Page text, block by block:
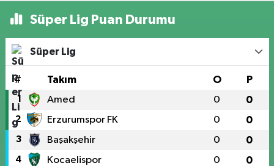
Süper Lig Puan Durumu
Süper Lig
# Takım O P
1 Amed 0 0
2 Erzurumspor FK 0 0
3 Başakşehir 0 0
4 Kocaelispor 0 0